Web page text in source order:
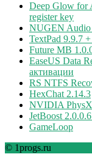
Deep Glow for
register key
NUGEN Audio
TextPad 9.9.7
Future MB
EaseUS Data
активации
RS NTFS
HexChat 2.14.3
NVIDIA
JetBoost
GameLoop
© 1progs.ru